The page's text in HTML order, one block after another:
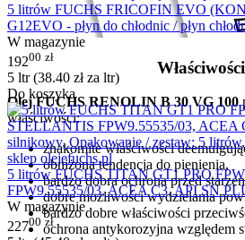
Właściwości
Olej FUCHS RENOLIN B 30 VG 100
właściwości:
znakomite właściwości
obniżona tendencja do pienienia,
bardzo dobra ochrona przed
dobre możliwości wydzielania
bardzo dobre właściwości
ochrona antykorozyjna względem
5 litrów FUCHS FRICOFIN EVO
G12EVO - płyn do chłodnic / płyn
W magazynie
19200 zł
5 ltr (38.40 złza ltr)
Do koszyka
5 litrów FUCHS TITAN GT1 PRO
FPW9.55535/03, ACEA C3, API SN
W magazynie
22700 zł